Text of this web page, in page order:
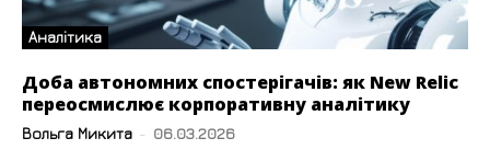
Аналітика
Доба автономних спостерігачів: як New Relic
переосмислює корпоративну аналітику
Вольга Микита - 06.03.2026